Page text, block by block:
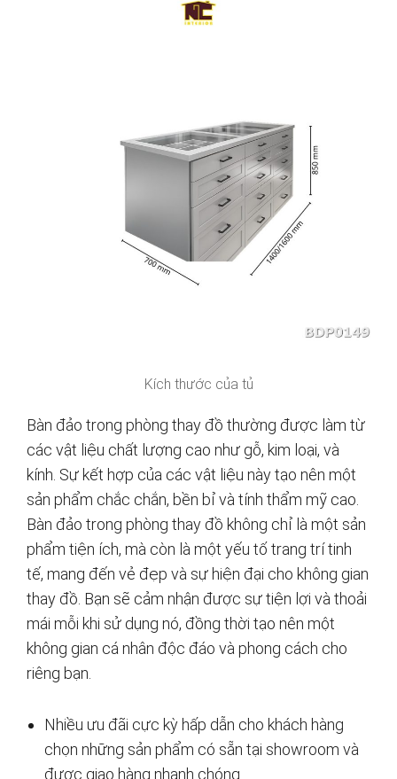
Kích thước của tủ
Bàn đảo trong phòng thay đồ thường được làm từ
các vật liệu chất lượng cao như gỗ, kim loại, và
kính. Sự kết hợp của các vật liệu này tạo nên một
sản phẩm chắc chắn, bền bỉ và tính thẩm mỹ cao.
Bàn đảo trong phòng thay đồ không chỉ là một sản
phẩm tiện ích, mà còn là một yếu tố trang trí tinh
tế, mang đến vẻ đẹp và sự hiện đại cho không gian
thay đồ. Bạn sẽ cảm nhận được sự tiện lợi và thoải
mái mỗi khi sử dụng nó, đồng thời tạo nên một
không gian cá nhân độc đáo và phong cách cho
riêng bạn.
Nhiều ưu đãi cực kỳ hấp dẫn cho khách hàng
chọn những sản phẩm có sẵn tại showroom và
được giao hàng nhanh chóng.